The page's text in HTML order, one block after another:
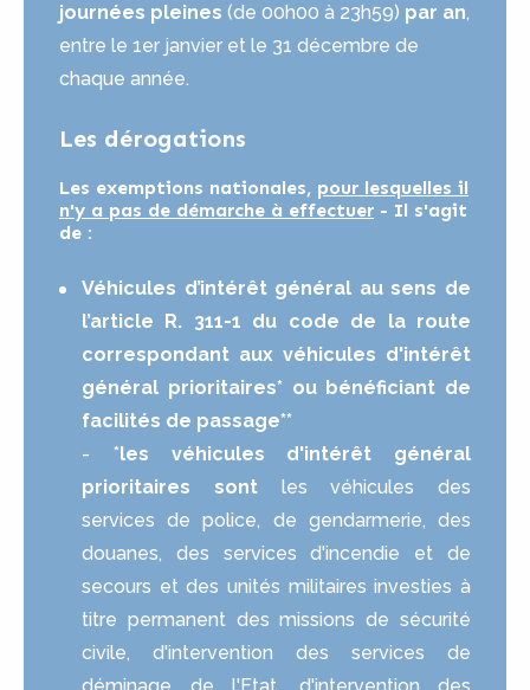
journées pleines (de 00h00 à 23h59) par an,
entre le 1er janvier et le 31 décembre de
chaque année.
Les dérogations
Les exemptions nationales, pour lesquelles il
n'y a pas de démarche à effectuer - Il s'agit
de :
Véhicules d’intérêt général au sens de
l’article R. 311-1 du code de la route
correspondant aux véhicules d'intérêt
général prioritaires* ou bénéficiant de
facilités de passage**
- *les véhicules d'intérêt général
prioritaires sontles véhicules des
services de police, de gendarmerie, des
douanes, des services d'incendie et de
secours et des unités militaires investies à
titre permanent des missions de sécurité
civile, d'intervention des services de